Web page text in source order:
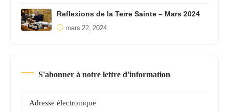
Reflexions de la Terre Sainte – Mars 2024
mars 22, 2024
S'abonner à notre lettre d'information